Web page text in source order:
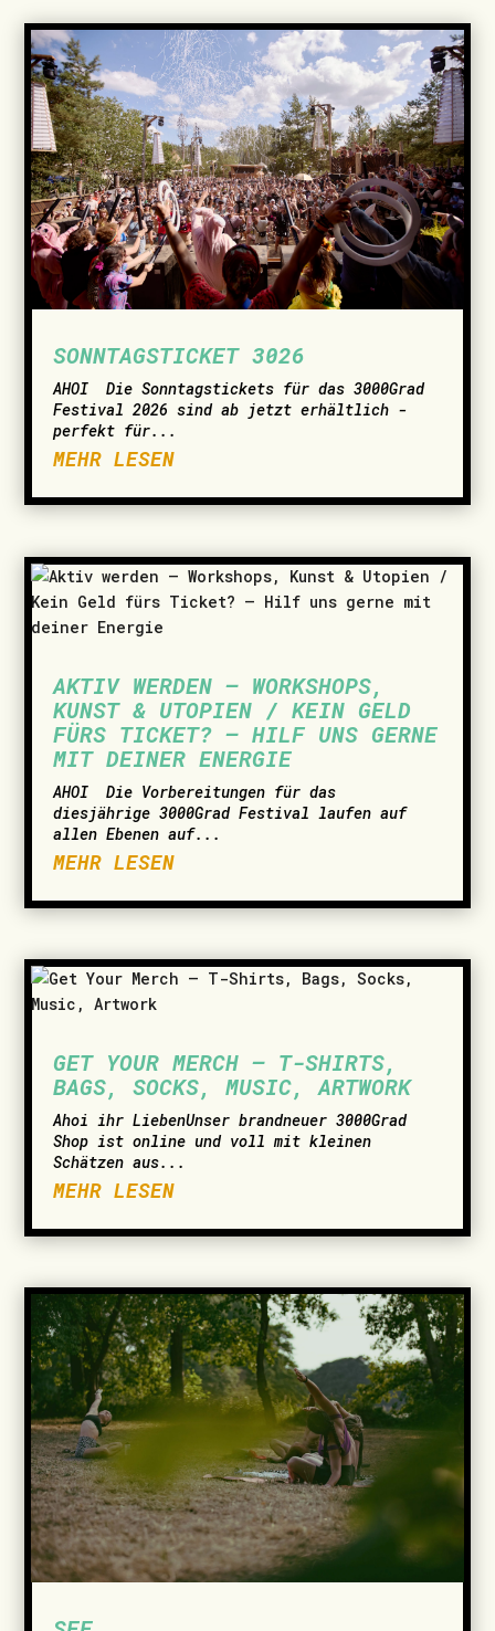
SONNTAGSTICKET 3026
AHOI ­ Die Sonntagstickets für das 3000Grad
Festival 2026 sind ab jetzt erhältlich -
perfekt für...
MEHR LESEN
AKTIV WERDEN – WORKSHOPS,
KUNST & UTOPIEN / KEIN GELD
FÜRS TICKET? – HILF UNS GERNE
MIT DEINER ENERGIE
AHOI ­ Die Vorbereitungen für das
diesjährige 3000Grad Festival laufen auf
allen Ebenen auf...
MEHR LESEN
GET YOUR MERCH – T-SHIRTS,
BAGS, SOCKS, MUSIC, ARTWORK
­Ahoi ihr LiebenUnser brandneuer 3000Grad
Shop ist online und voll mit kleinen
Schätzen aus...
MEHR LESEN